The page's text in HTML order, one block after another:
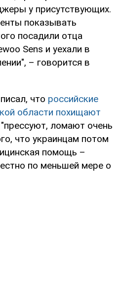
у присутствующих.
показывать
посадили отца
Sens и уехали в
– говорится в
что российские
области похищают
"прессуют, ломают очень
что украинцам потом
помощь –
по меньшей мере о